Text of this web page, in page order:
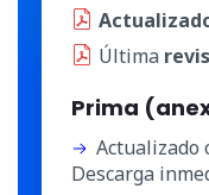
Última
Prima
Actualizado
Descarga